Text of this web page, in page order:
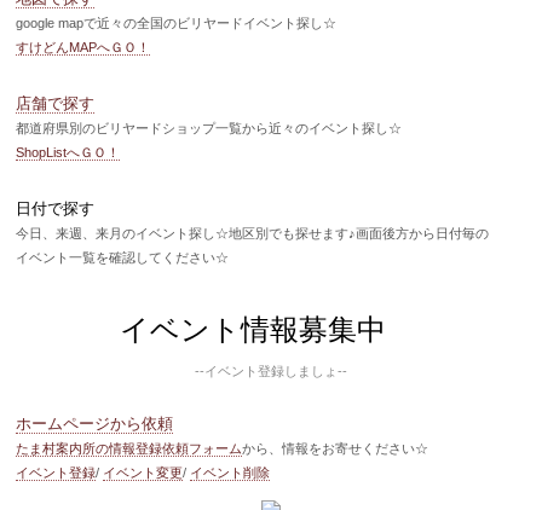
google mapで近々の全国のビリヤードイベント探し☆
すけどんMAPへＧＯ！
店舗で探す
都道府県別のビリヤードショップ一覧から近々のイベント探し☆
ShopListへＧＯ！
日付で探す
今日、来週、来月のイベント探し☆地区別でも探せます♪画面後方から日付毎の
イベント一覧を確認してください☆
イベント情報募集中
--イベント登録しましょ--
ホームページから依頼
たま村案内所の情報登録依頼フォームから、情報をお寄せください☆
イベント登録/ イベント変更/ イベント削除